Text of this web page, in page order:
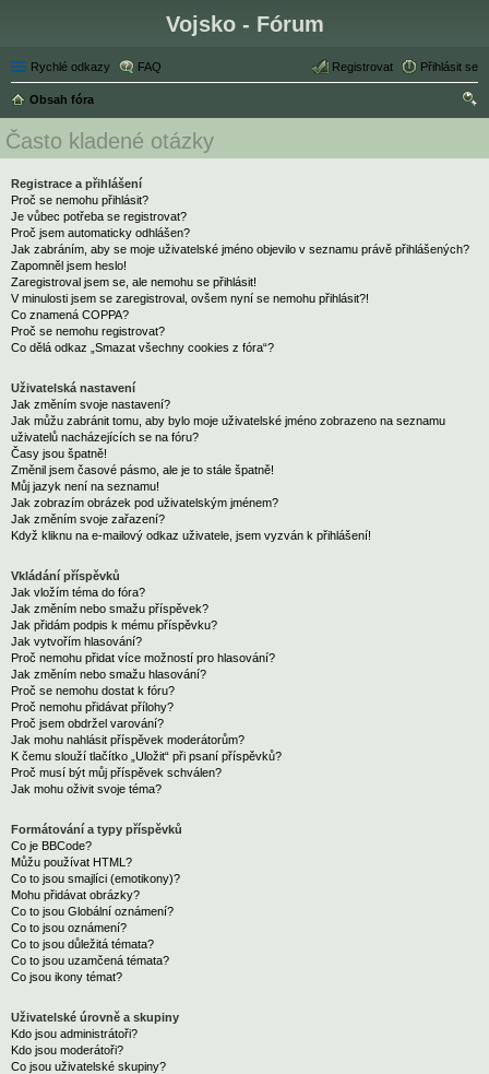
Vojsko - Fórum
Rychlé odkazy FAQ Přihlásit se
Registrovat
Obsah fóra
Často kladené otázky
Registrace a přihlášení
Proč se nemohu přihlásit?
Je vůbec potřeba se registrovat?
Proč jsem automaticky odhlášen?
Jak zabráním, aby se moje uživatelské jméno objevilo v seznamu právě přihlášených?
Zapomněl jsem heslo!
Zaregistroval jsem se, ale nemohu se přihlásit!
V minulosti jsem se zaregistroval, ovšem nyní se nemohu přihlásit?!
Co znamená COPPA?
Proč se nemohu registrovat?
Co dělá odkaz „Smazat všechny cookies z fóra“?
Uživatelská nastavení
Jak změním svoje nastavení?
Jak můžu zabránit tomu, aby bylo moje uživatelské jméno zobrazeno na seznamu
uživatelů nacházejících se na fóru?
Časy jsou špatně!
Změnil jsem časové pásmo, ale je to stále špatně!
Můj jazyk není na seznamu!
Jak zobrazím obrázek pod uživatelským jménem?
Jak změním svoje zařazení?
Když kliknu na e-mailový odkaz uživatele, jsem vyzván k přihlášení!
Vkládání příspěvků
Jak vložím téma do fóra?
Jak změním nebo smažu příspěvek?
Jak přidám podpis k mému příspěvku?
Jak vytvořím hlasování?
Proč nemohu přidat více možností pro hlasování?
Jak změním nebo smažu hlasování?
Proč se nemohu dostat k fóru?
Proč nemohu přidávat přílohy?
Proč jsem obdržel varování?
Jak mohu nahlásit příspěvek moderátorům?
K čemu slouží tlačítko „Uložit“ při psaní příspěvků?
Proč musí být můj příspěvek schválen?
Jak mohu oživit svoje téma?
Formátování a typy příspěvků
Co je BBCode?
Můžu používat HTML?
Co to jsou smajlíci (emotikony)?
Mohu přidávat obrázky?
Co to jsou Globální oznámení?
Co to jsou oznámení?
Co to jsou důležitá témata?
Co to jsou uzamčená témata?
Co jsou ikony témat?
Uživatelské úrovně a skupiny
Kdo jsou administrátoři?
Kdo jsou moderátoři?
Co jsou uživatelské skupiny?